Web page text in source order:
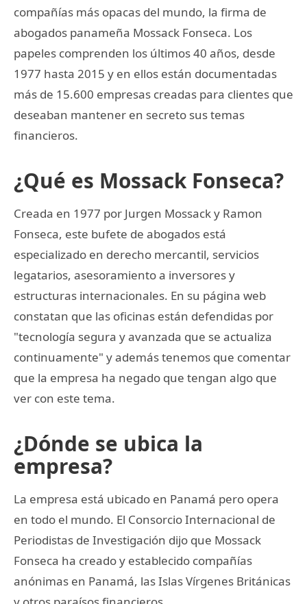
compañías más opacas del mundo, la firma de
abogados panameña Mossack Fonseca. Los
papeles comprenden los últimos 40 años, desde
1977 hasta 2015 y en ellos están documentadas
más de 15.600 empresas creadas para clientes que
deseaban mantener en secreto sus temas
financieros.
¿Qué es Mossack Fonseca?
Creada en 1977 por Jurgen Mossack y Ramon
Fonseca, este bufete de abogados está
especializado en derecho mercantil, servicios
legatarios, asesoramiento a inversores y
estructuras internacionales. En su página web
constatan que las oficinas están defendidas por
"tecnología segura y avanzada que se actualiza
continuamente" y además tenemos que comentar
que la empresa ha negado que tengan algo que
ver con este tema.
¿Dónde se ubica la
empresa?
La empresa está ubicado en Panamá pero opera
en todo el mundo. El Consorcio Internacional de
Periodistas de Investigación dijo que Mossack
Fonseca ha creado y establecido compañías
anónimas en Panamá, las Islas Vírgenes Británicas